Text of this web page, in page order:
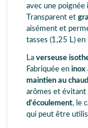
avec une
Transparent et
aisément et
tasses (1,25 L)
La verseuse
Fabriquée en inox
maintien au chaud
arômes et évitant
d’écoulement, le
qui peut être